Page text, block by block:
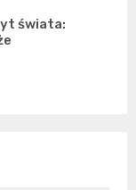
świata: